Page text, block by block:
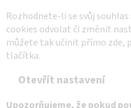
Rozhodnete-li se svůj
cookies odvolat či změnit
můžete tak učinit přímo zde,
tlačítka.
Otevřít nastavení
Upozorňujeme, že pokud